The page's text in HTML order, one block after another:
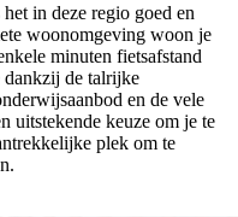
in deze regio goed en
woonomgeving woon je
minuten fietsafstand
dankzij de talrijke
en de vele
uitstekende keuze om je te
plek om te